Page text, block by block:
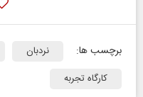
برچسب ها: نردبان
کارگاه تجربه